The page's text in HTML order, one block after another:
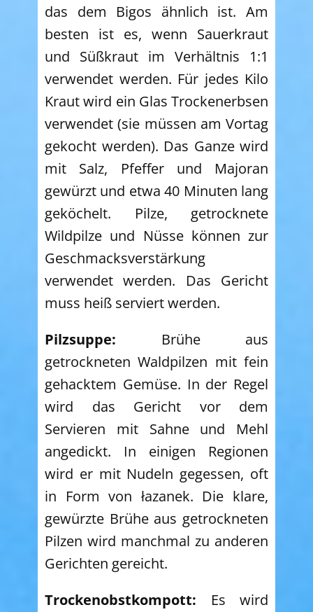
das dem Bigos ähnlich ist. Am
besten ist es, wenn Sauerkraut
und Süßkraut im Verhältnis 1:1
verwendet werden. Für jedes Kilo
Kraut wird ein Glas Trockenerbsen
verwendet (sie müssen am Vortag
gekocht werden). Das Ganze wird
mit Salz, Pfeffer und Majoran
gewürzt und etwa 40 Minuten lang
geköchelt. Pilze, getrocknete
Wildpilze und Nüsse können zur
Geschmacksverstärkung
verwendet werden. Das Gericht
muss heiß serviert werden.
Pilzsuppe: Brühe aus
getrockneten Waldpilzen mit fein
gehacktem Gemüse. In der Regel
wird das Gericht vor dem
Servieren mit Sahne und Mehl
angedickt. In einigen Regionen
wird er mit Nudeln gegessen, oft
in Form von łazanek. Die klare,
gewürzte Brühe aus getrockneten
Pilzen wird manchmal zu anderen
Gerichten gereicht.
Trockenobstkompott: Es wird